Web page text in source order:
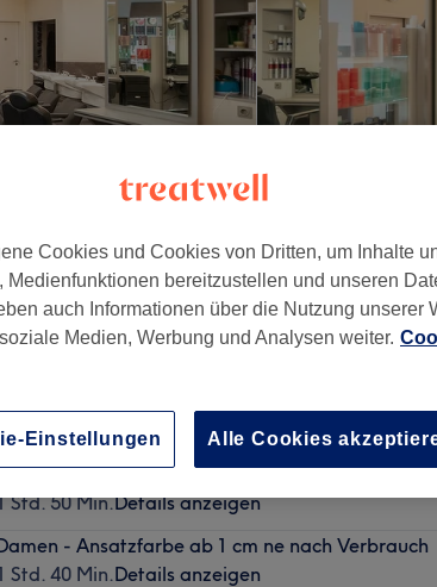
Std. 40 Min.Details anzeigen
- Ansatzfarbe mit längen Ausgleich
Std. 50 Min.Details anzeigen
- Ansatzfarbe ab 1 cm ne nach Verbrauch
Std. 40 Min.Details anzeigen
Cookies und Cookies von Dritten, um Inhalte
Medienfunktionen bereitzustellen und unseren
auch Informationen über die Nutzung unserer
Medien, Werbung und Analysen weiter.
Einstellungen Alle Cookies